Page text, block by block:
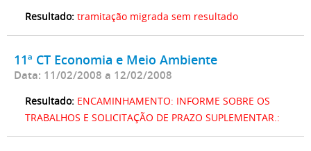
Resultado: tramitação migrada sem resultado
11ª CT Economia e Meio Ambiente
Data: 11/02/2008 a 12/02/2008
Resultado: ENCAMINHAMENTO: INFORME SOBRE OS
TRABALHOS E SOLICITAÇÃO DE PRAZO SUPLEMENTAR.: